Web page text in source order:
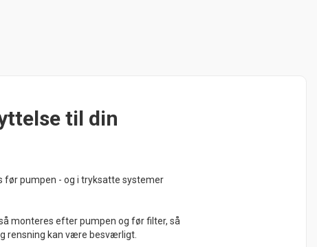
til din
før pumpen - og i tryksatte systemer
monteres efter pumpen og før filter, så
rensning kan være besværligt.